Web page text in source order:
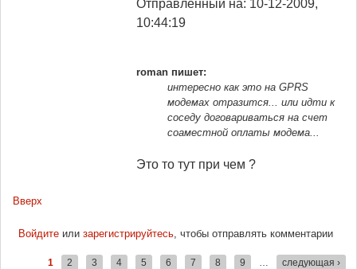
Отправленный на: 10-12-2009,
10:44:19
roman пишет:
интересно как это на GPRS
модемах отразится... или идти к
соседу договариваться на счет
соаместной оплаты модема...
Это то тут при чем ?
Вверх
Войдитеили зарегистрируйтесь, чтобы отправлять комментарии
1 2 3 4 5 6 7 8 9 …
следующая ›